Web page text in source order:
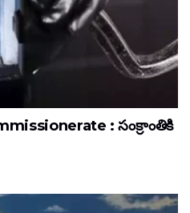
: సంక్రాంతికి